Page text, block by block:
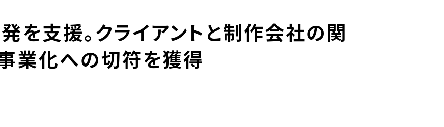
を支援。クライアントと制作会社の関
業化への切符を獲得